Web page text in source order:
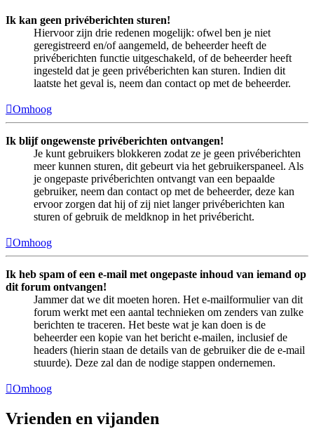
Ik kan geen privéberichten sturen!
Hiervoor zijn drie redenen mogelijk: ofwel ben je niet
geregistreerd en/of aangemeld, de beheerder heeft de
privéberichten functie uitgeschakeld, of de beheerder heeft
ingesteld dat je geen privéberichten kan sturen. Indien dit
laatste het geval is, neem dan contact op met de beheerder.
Omhoog
Ik blijf ongewenste privéberichten ontvangen!
Je kunt gebruikers blokkeren zodat ze je geen privéberichten
meer kunnen sturen, dit gebeurt via het gebruikerspaneel. Als
je ongepaste privéberichten ontvangt van een bepaalde
gebruiker, neem dan contact op met de beheerder, deze kan
ervoor zorgen dat hij of zij niet langer privéberichten kan
sturen of gebruik de meldknop in het privébericht.
Omhoog
Ik heb spam of een e-mail met ongepaste inhoud van iemand op
dit forum ontvangen!
Jammer dat we dit moeten horen. Het e-mailformulier van dit
forum werkt met een aantal technieken om zenders van zulke
berichten te traceren. Het beste wat je kan doen is de
beheerder een kopie van het bericht e-mailen, inclusief de
headers (hierin staan de details van de gebruiker die de e-mail
stuurde). Deze zal dan de nodige stappen ondernemen.
Omhoog
Vrienden en vijanden